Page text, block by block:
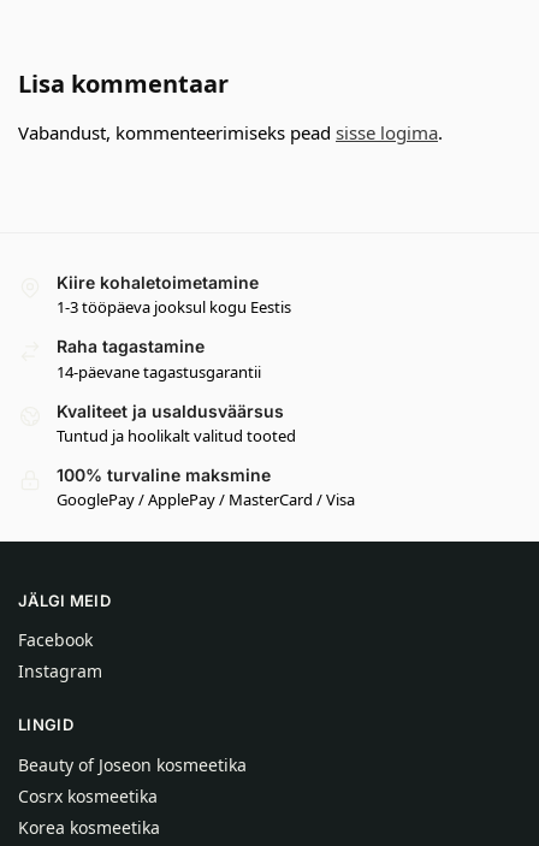
Lisa kommentaar
Vabandust, kommenteerimiseks pead sisse logima.
Kiire kohaletoimetamine
1-3 tööpäeva jooksul kogu Eestis
Raha tagastamine
14-päevane tagastusgarantii
Kvaliteet ja usaldusväärsus
Tuntud ja hoolikalt valitud tooted
100% turvaline maksmine
GooglePay / ApplePay / MasterCard / Visa
JÄLGI MEID
Facebook
Instagram
LINGID
Beauty of Joseon kosmeetika
Cosrx kosmeetika
Korea kosmeetika